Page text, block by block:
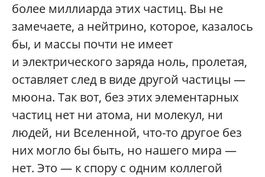
более миллиарда этих частиц. Вы не
замечаете, а нейтрино, которое, казалось
бы, и массы почти не имеет
и электрического заряда ноль, пролетая,
оставляет след в виде другой частицы —
мюона. Так вот, без этих элементарных
частиц нет ни атома, ни молекул, ни
людей, ни Вселенной, что-то другое без
них могло бы быть, но нашего мира —
нет. Это — к спору с одним коллегой